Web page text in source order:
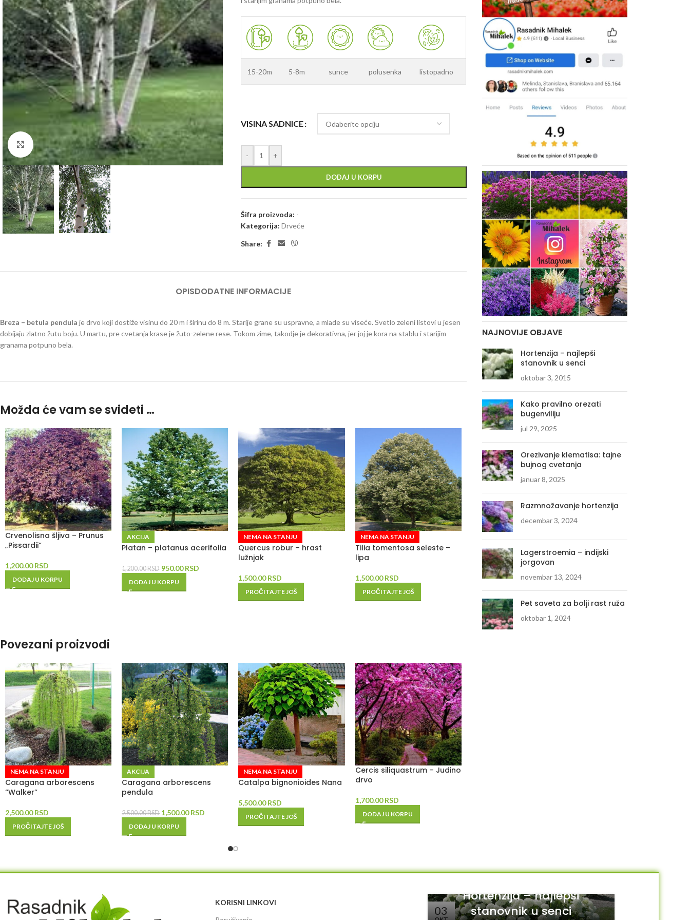
Klknite da uvećate
15-20m 5-8m sunce polusenka listopadno
VISINA SADNICE
- +
DODAJ U KORPU
Šifra proizvoda: -
Kategorija: Drveće
Share:
OPISDODATNE INFORMACIJE
Breza – betula pendula je drvo koji dostiže visinu do 20 m i širinu do 8 m. Starije grane su uspravne, a mlade su viseće. Svetlo zeleni listovi u jesen
dobijaju zlatno žutu boju. U martu, pre cvetanja krase je žuto-zelene rese. Tokom zime, takodje je dekorativna, jer joj je kora na stablu i starijim
granama potpuno bela.
Možda će vam se svideti …
Crvenolisna šljiva – Prunus
„Pissardii“
1,200.00RSD
DODAJ U KORPU
AKCIJA
Platan – platanus acerifolia
1,200.00RSD 950.00RSD
DODAJ U KORPU
NEMA NA STANJU
Quercus robur – hrast
lužnjak
1,500.00RSD
PROČITAJTE JOŠ
NEMA NA STANJU
Tilia tomentosa seleste –
lipa
1,500.00RSD
PROČITAJTE JOŠ
Povezani proizvodi
NEMA NA STANJU
Caragana arborescens
“Walker”
2,500.00RSD
PROČITAJTE JOŠ
AKCIJA
Caragana arborescens
pendula
2,500.00RSD 1,500.00RSD
DODAJ U KORPU
NEMA NA STANJU
Catalpa bignonioides Nana
5,500.00RSD
PROČITAJTE JOŠ
Cercis siliquastrum – Judino
drvo
1,700.00RSD
DODAJ U KORPU
NAJNOVIJE OBJAVE
Hortenzija – najlepši
stanovnik u senci
oktobar 3, 2015
Kako pravilno orezati
bugenviliju
jul 29, 2025
Orezivanje klematisa: tajne
bujnog cvetanja
januar 8, 2025
Razmnožavanje hortenzija
decembar 3, 2024
Lagerstroemia – indijski
jorgovan
novembar 13, 2024
Pet saveta za bolji rast ruža
oktobar 1, 2024
KORISNI LINKOVI
03
Hortenzija – najlepši
stanovnik u senci